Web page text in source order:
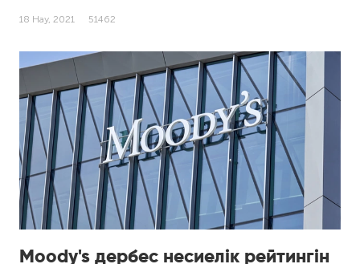
18 Нау, 2021 51462
Moody's дербес несиелік рейтингін